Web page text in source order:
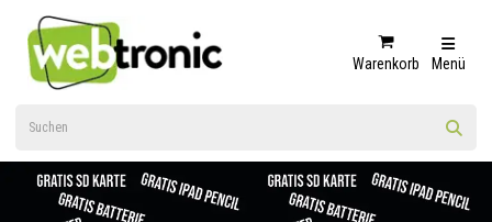
Warenkorb Menü